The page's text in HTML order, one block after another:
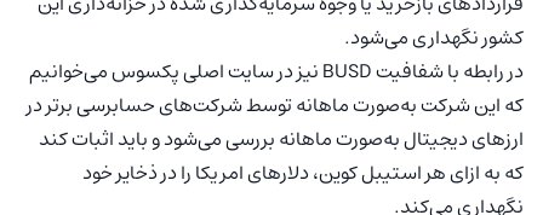
کشور نگهداری می‌شود.
در رابطه با شفافیت BUSD نیز در سایت اصلی پکسوس می‌خوانیم
که این شرکت به‌صورت ماهانه توسط شرکت‌های حسابرسی برتر در
ارزهای دیجیتال به‌صورت ماهانه بررسی می‌شود و باید اثبات کند
که به ازای هر استیبل کوین، دلارهای امریکا را در ذخایر خود
نگهداری می‌کند.